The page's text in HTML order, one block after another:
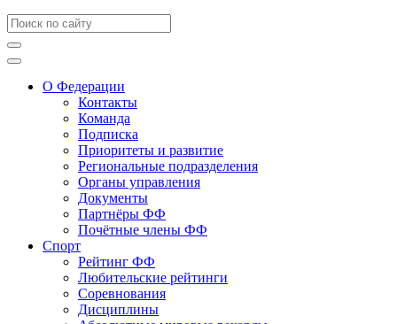
О Федерации
Контакты
Команда
Подписка
Приоритеты и развитие
Региональные подразделения
Органы управления
Документы
Партнёры ФФ
Почётные члены ФФ
Спорт
Рейтинг ФФ
Любительские рейтинги
Соревнования
Дисциплины